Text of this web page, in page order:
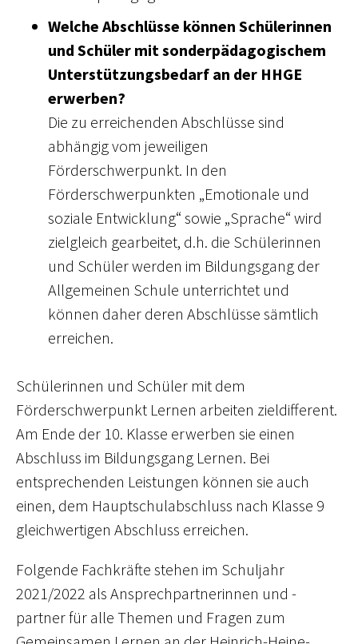
Welche Abschlüsse können Schülerinnen
und Schüler mit sonderpädagogischem
Unterstützungsbedarf an der HHGE
erwerben?
Die zu erreichenden Abschlüsse sind
abhängig vom jeweiligen
Förderschwerpunkt. In den
Förderschwerpunkten „Emotionale und
soziale Entwicklung“ sowie „Sprache“ wird
zielgleich gearbeitet, d.h. die Schülerinnen
und Schüler werden im Bildungsgang der
Allgemeinen Schule unterrichtet und
können daher deren Abschlüsse sämtlich
erreichen.
Schülerinnen und Schüler mit dem
Förderschwerpunkt Lernen arbeiten zieldifferent.
Am Ende der 10. Klasse erwerben sie einen
Abschluss im Bildungsgang Lernen. Bei
entsprechenden Leistungen können sie auch
einen, dem Hauptschulabschluss nach Klasse 9
gleichwertigen Abschluss erreichen.
Folgende Fachkräfte stehen im Schuljahr
2021/2022 als Ansprechpartnerinnen und -
partner für alle Themen und Fragen zum